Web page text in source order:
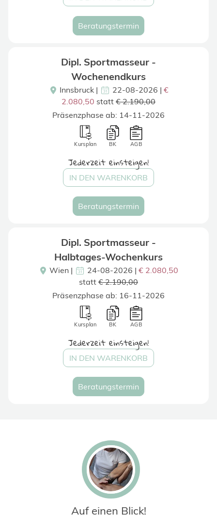
Beratungstermin
Dipl. Sportmasseur -
Wochenendkurs
Innsbruck | 22-08-2026 | €
2.080,50 statt € 2.190,00
Präsenzphase ab: 14-11-2026
Kursplan BK AGB
IN DEN WARENKORB
Jederzeit einsteigen!
Beratungstermin
Dipl. Sportmasseur -
Halbtages-Wochenkurs
Wien | 24-08-2026 | € 2.080,50
statt € 2.190,00
Präsenzphase ab: 16-11-2026
Kursplan BK AGB
IN DEN WARENKORB
Jederzeit einsteigen!
Beratungstermin
Auf einen Blick!